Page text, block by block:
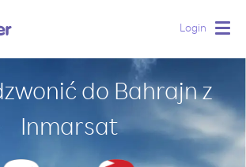
Login
do Bahrajn z
Inmarsat